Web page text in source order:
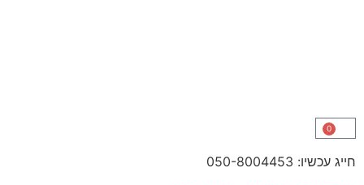
0
חייג עכשיו: 050-8004453